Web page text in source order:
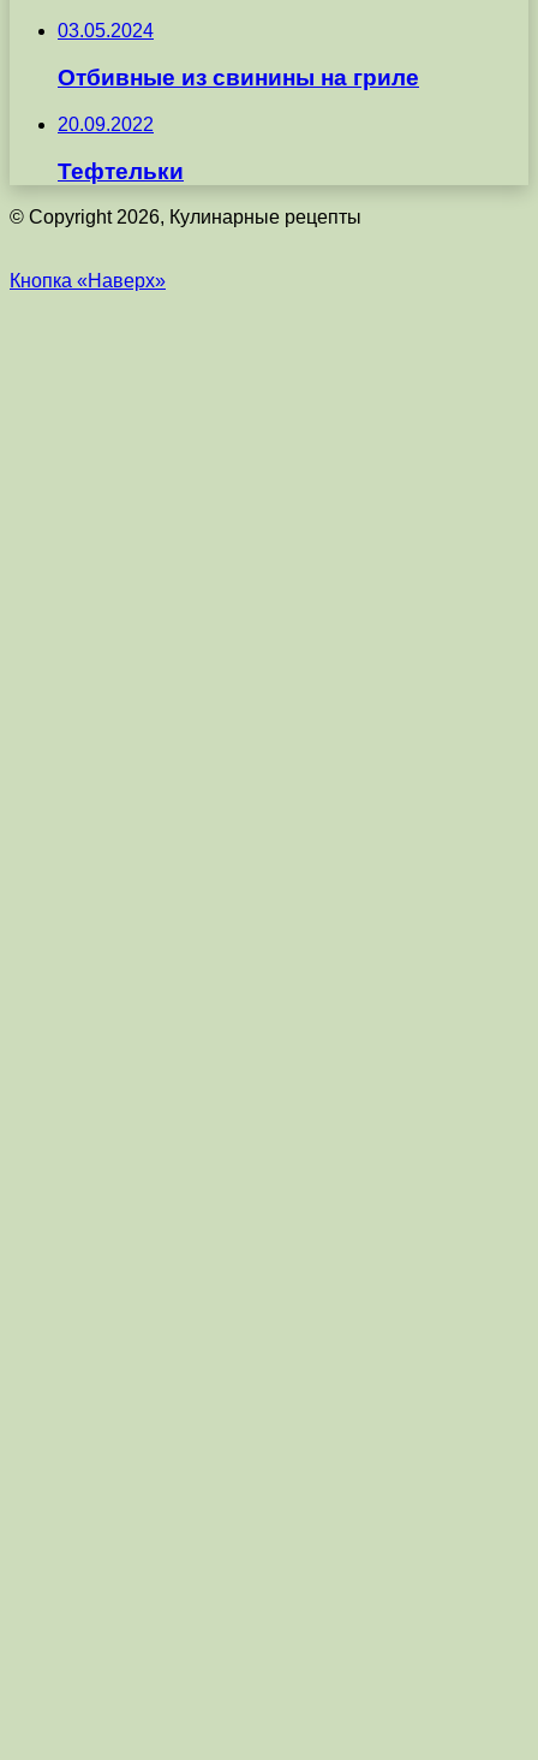
03.05.2024
Отбивные из свинины на гриле
20.09.2022
Тефтельки
© Copyright 2026, Кулинарные рецепты
Кнопка «Наверх»